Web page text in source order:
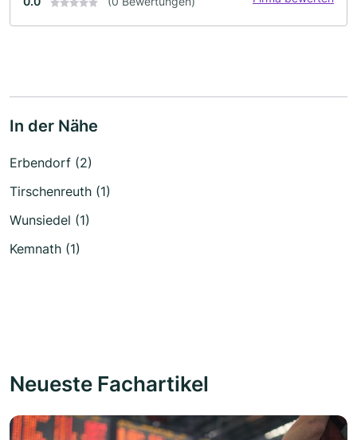
In der Nähe
Erbendorf (2)
Tirschenreuth (1)
Wunsiedel (1)
Kemnath (1)
Neueste Fachartikel